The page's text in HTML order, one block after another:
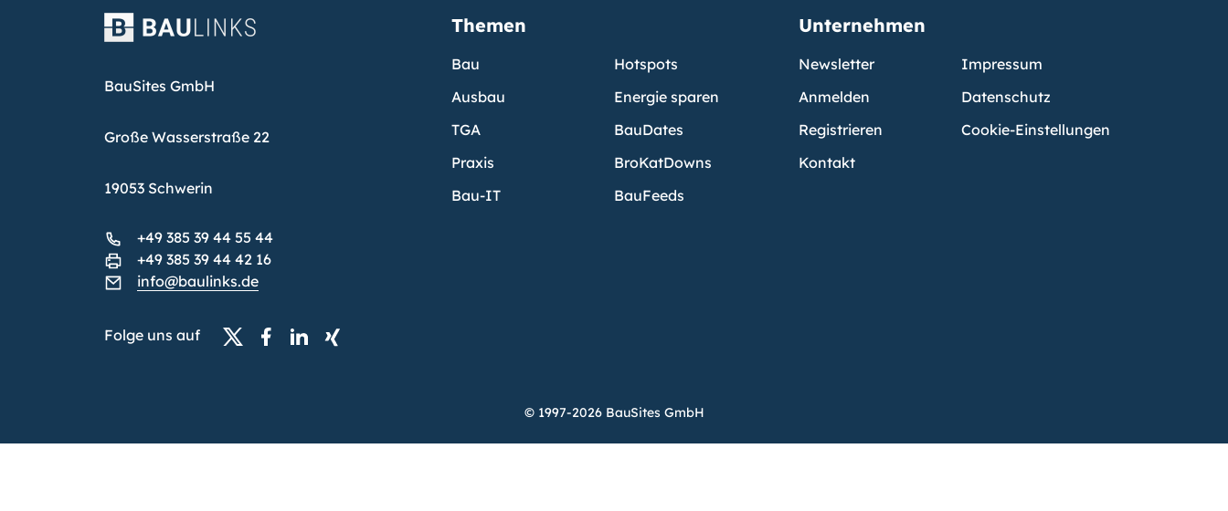
BauSites GmbH
Große Wasserstraße 22
19053 Schwerin
+49 385 39 44 55 44
+49 385 39 44 42 16
info@baulinks.de
Folge uns auf
Themen
Bau
Ausbau
TGA
Praxis
Bau-IT
Hotspots
Energie sparen
BauDates
BroKatDowns
BauFeeds
Unternehmen
Newsletter
Anmelden
Registrieren
Kontakt
Impressum
Datenschutz
Cookie-Einstellungen
© 1997-2026 BauSites GmbH